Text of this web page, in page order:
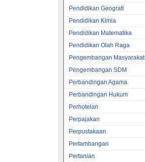
Pendidikan Geografi
Pendidikan Kimia
Pendidikan Matematika
Pendidikan Olah Raga
Pengembangan Masyarakat
Pengembangan SDM
Perbandingan Agama
Perbandingan Hukum
Perhotelan
Perpajakan
Perpustakaan
Pertambangan
Pertanian